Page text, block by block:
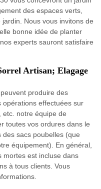
des espaces verts,
Nous vous invitons de
bonne idée de planter
experts sauront satisfaire
Artisan; Elagage
produire des
opérations effectuées sur
etc. notre équipe de
toutes vos ordures dans le
sacs poubelles (que
équipement). En général,
mortes est incluse dans
à tous clients. Vous